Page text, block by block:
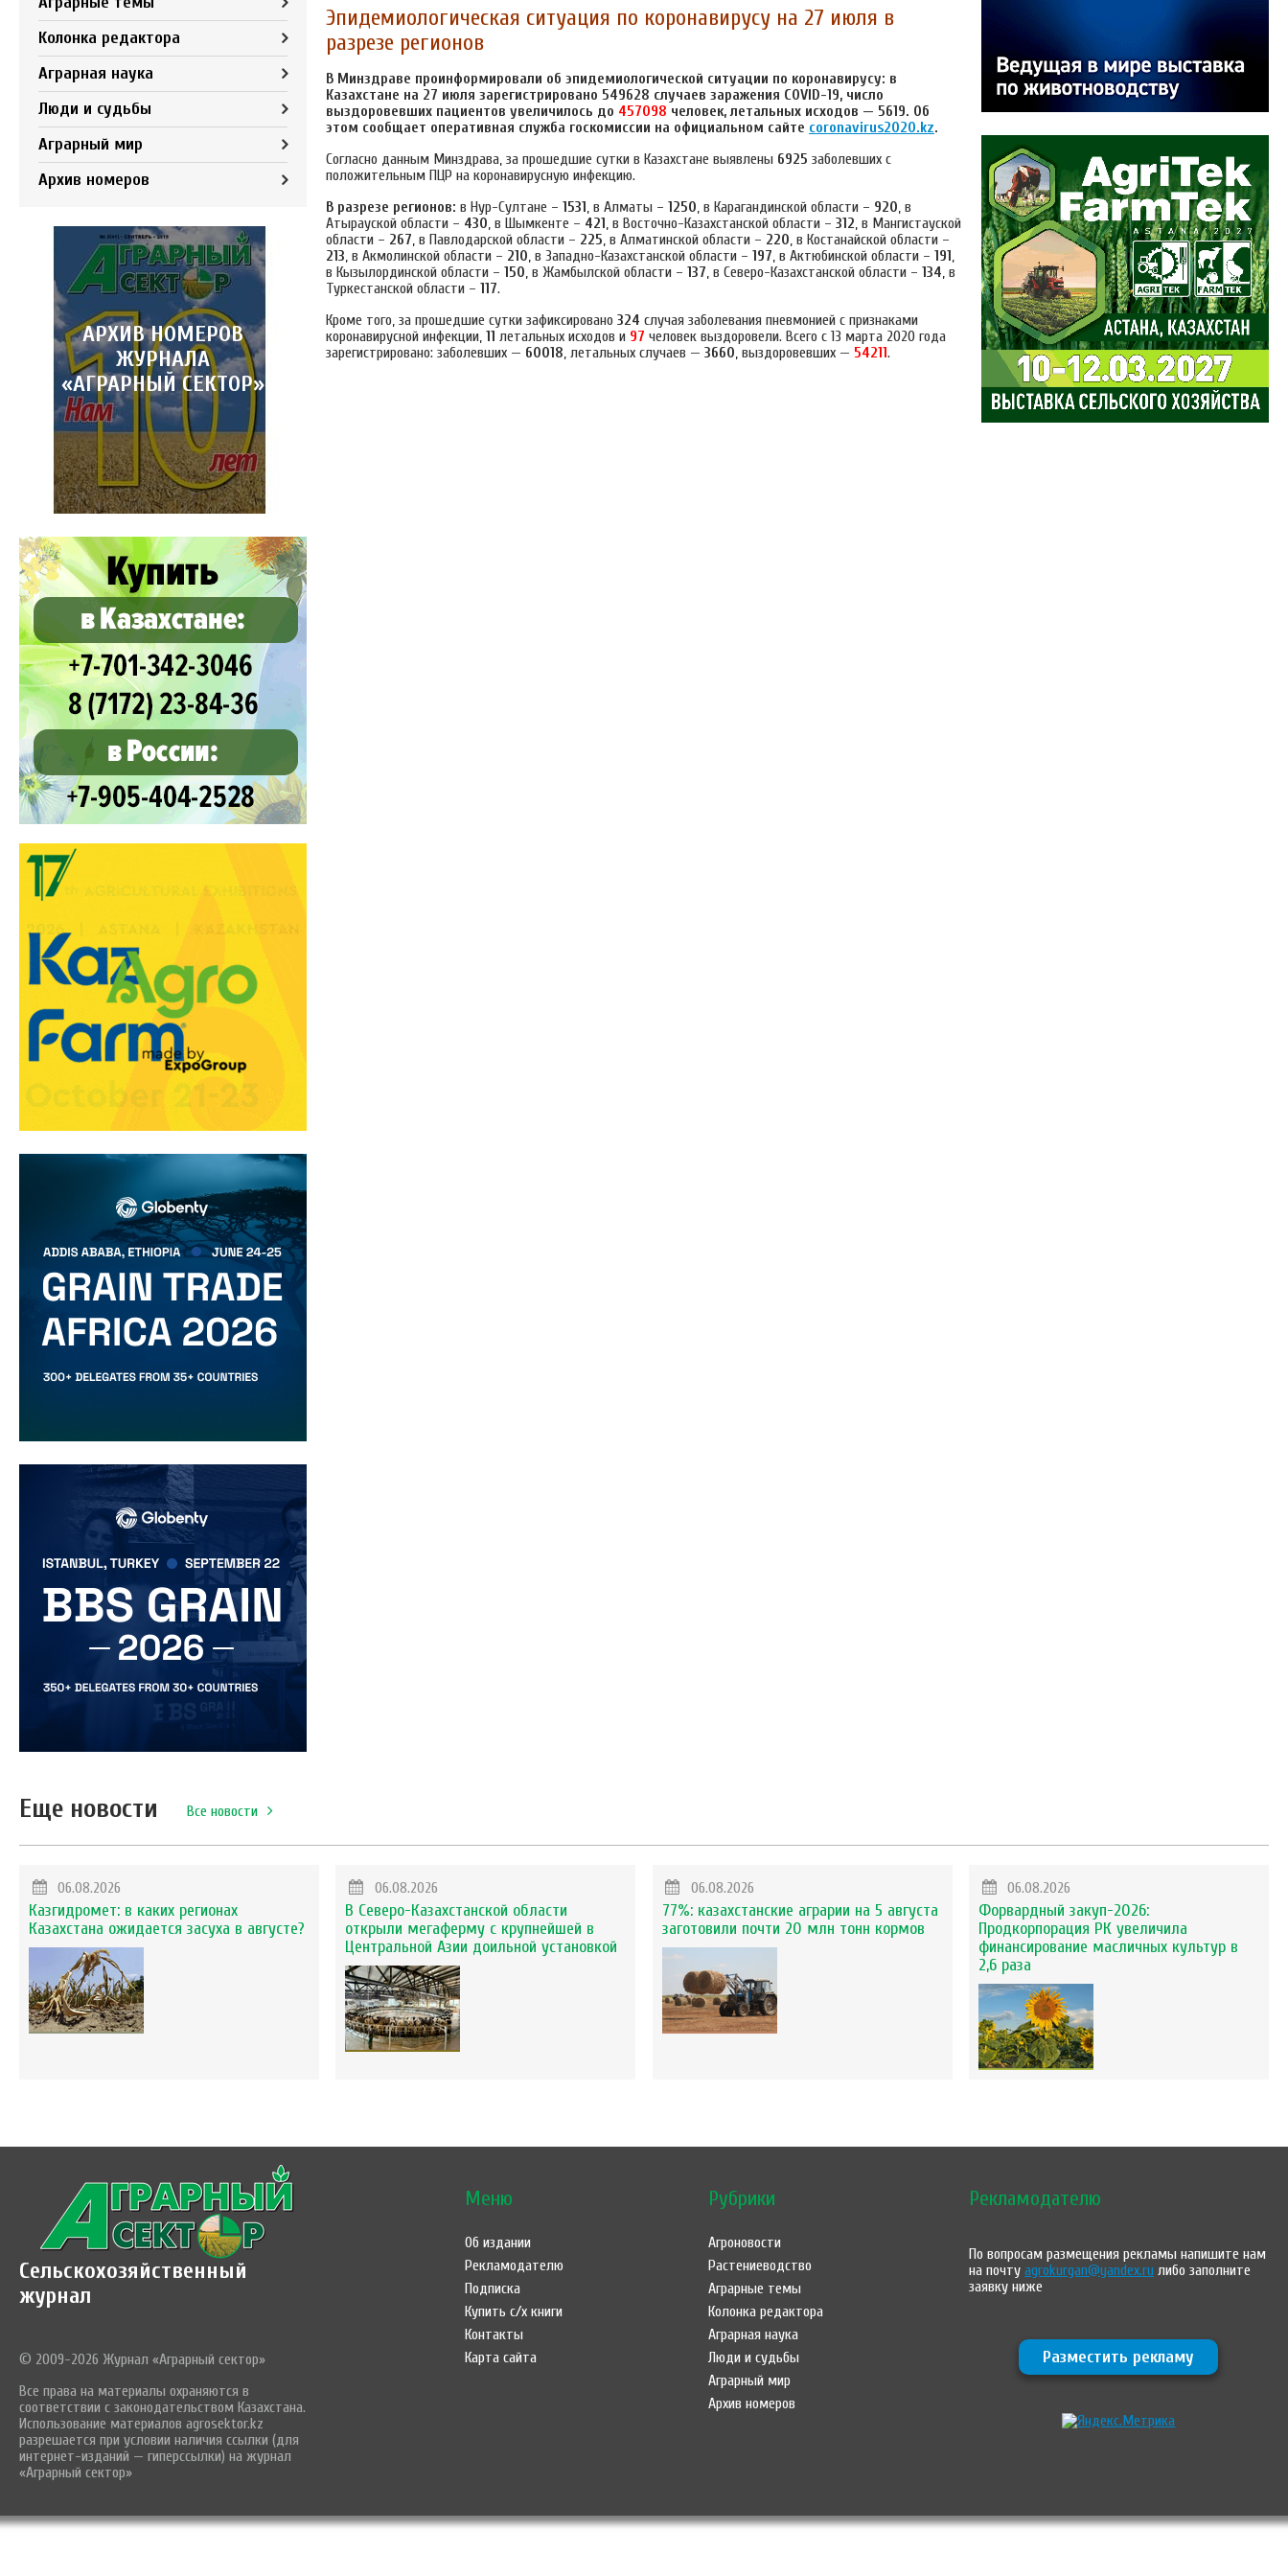
Колонка редактора
Аграрная наука
Люди и судьбы
Аграрный мир
Архив номеров
АРХИВ НОМЕРОВ
ЖУРНАЛА
«АГРАРНЫЙ СЕКТОР»
Эпидемиологическая ситуация по коронавирусу на 27 июля в
разрезе регионов
В Минздраве проинформировали об эпидемиологической ситуации по коронавирусу: в
Казахстане на 27 июля зарегистрировано 549628 случаев заражения COVID-19, число
выздоровевших пациентов увеличилось до 457098 человек, летальных исходов — 5619. Об
этом сообщает оперативная служба госкомиссии на официальном сайте coronavirus2020.kz.
Согласно данным Минздрава, за прошедшие сутки в Казахстане выявлены 6925 заболевших с
положительным ПЦР на коронавирусную инфекцию.
В разрезе регионов: в Нур-Султане – 1531, в Алматы – 1250, в Карагандинской области – 920, в
Атырауской области – 430, в Шымкенте – 421, в Восточно-Казахстанской области – 312, в Мангистауской
области – 267, в Павлодарской области – 225, в Алматинской области – 220, в Костанайской области –
213, в Акмолинской области – 210, в Западно-Казахстанской области – 197, в Актюбинской области – 191,
в Кызылординской области – 150, в Жамбылской области – 137, в Северо-Казахстанской области – 134, в
Туркестанской области – 117.
Кроме того, за прошедшие сутки зафиксировано 324 случая заболевания пневмонией с признаками
коронавирусной инфекции, 11 летальных исходов и 97 человек выздоровели. Всего с 13 марта 2020 года
зарегистрировано: заболевших — 60018, летальных случаев — 3660, выздоровевших — 54211.
Еще новости Все новости
06.08.2026
Казгидромет: в каких регионах
Казахстана ожидается засуха в августе?
06.08.2026
В Северо-Казахстанской области
открыли мегаферму с крупнейшей в
Центральной Азии доильной установкой
06.08.2026
77%: казахстанские аграрии на 5 августа
заготовили почти 20 млн тонн кормов
06.08.2026
Форвардный закуп-2026:
Продкорпорация РК увеличила
финансирование масличных культур в
2,6 раза
Сельскохозяйственный
журнал
© 2009-2026 Журнал «Аграрный сектор»
Все права на материалы охраняются в
соответствии с законодательством Казахстана.
Использование материалов agrosektor.kz
разрешается при условии наличия ссылки (для
интернет-изданий — гиперссылки) на журнал
«Аграрный сектор»
Меню
Об издании
Рекламодателю
Подписка
Купить с/х книги
Контакты
Карта сайта
Рубрики
Агроновости
Растениеводство
Аграрные темы
Колонка редактора
Аграрная наука
Люди и судьбы
Аграрный мир
Архив номеров
Рекламодателю
По вопросам размещения рекламы напишите нам
на почтуagrokurgan@yandex.ru либо заполните
заявку ниже
Разместить рекламу